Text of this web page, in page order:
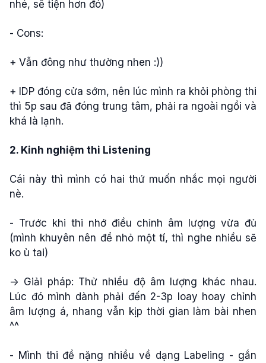
nhé, sẽ tiện hơn đó)
- Cons:
+ Vẫn đông như thường nhen :))
+ IDP đóng cửa sớm, nên lúc mình ra khỏi phòng thi
thì 5p sau đã đóng trung tâm, phải ra ngoài ngồi và
khá là lạnh.
2. Kinh nghiệm thi Listening
Cái này thì mình có hai thứ muốn nhắc mọi người
nè.
- Trước khi thi nhớ điều chỉnh âm lượng vừa đủ
(mình khuyên nên để nhỏ một tí, thì nghe nhiều sẽ
ko ù tai)
-> Giải pháp: Thử nhiều độ âm lượng khác nhau.
Lúc đó mình dành phải đến 2-3p loay hoay chỉnh
âm lượng á, nhang vẫn kịp thời gian làm bài nhen
^^
- Mình thi đề nặng nhiều về dạng Labeling - gắn